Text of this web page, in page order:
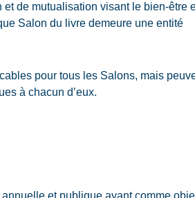
de mutualisation visant le bien-être
Salon du livre demeure une entité
pour tous les Salons, mais
à chacun d’eux.